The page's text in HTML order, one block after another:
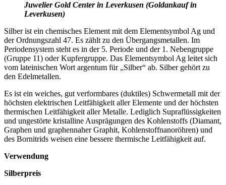
Juwelier Gold Center in Leverkusen (Goldankauf in
Leverkusen)
Silber ist ein chemisches Element mit dem Elementsymbol Ag und
der Ordnungszahl 47. Es zählt zu den Übergangsmetallen. Im
Periodensystem steht es in der 5. Periode und der 1. Nebengruppe
(Gruppe 11) oder Kupfergruppe. Das Elementsymbol Ag leitet sich
vom lateinischen Wort argentum für „Silber“ ab. Silber gehört zu
den Edelmetallen.
Es ist ein weiches, gut verformbares (duktiles) Schwermetall mit der
höchsten elektrischen Leitfähigkeit aller Elemente und der höchsten
thermischen Leitfähigkeit aller Metalle. Lediglich Supraflüssigkeiten
und ungestörte kristalline Ausprägungen des Kohlenstoffs (Diamant,
Graphen und graphennaher Graphit, Kohlenstoffnanoröhren) und
des Bornitrids weisen eine bessere thermische Leitfähigkeit auf.
Verwendung
Silberpreis